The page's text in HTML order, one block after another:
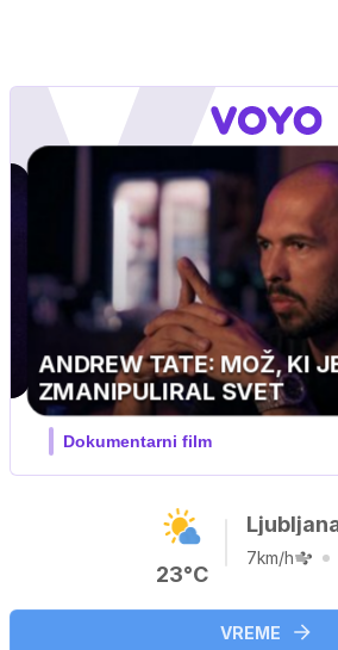
MOJ PRIJATELJ PINGVIN
Film meseca / družinski,
23°C
7km/h
VREME